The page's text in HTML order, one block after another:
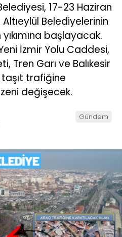
17-23 Haziran
Belediyelerinin
başlayacak.
İzmir Yolu Caddesi,
Tren Garı ve Balıkesir
trafiğine
değişecek.
Gündem